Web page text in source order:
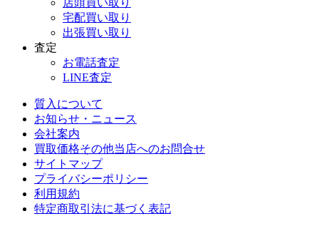
宅配買い取り
出張買い取り
査定
お電話査定
LINE査定
質入について
お知らせ・ニュース
会社案内
買取価格その他当店へのお問合せ
サイトマップ
プライバシーポリシー
利用規約
特定商取引法に基づく表記